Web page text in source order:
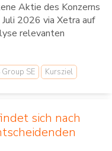
Aktie des Konzerns
2026 via Xetra auf
relevanten
Group SE Kursziel
sich nach